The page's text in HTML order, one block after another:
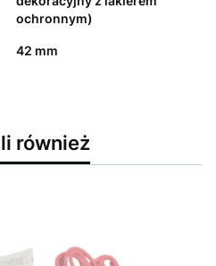
ochronnym)
42 mm
również